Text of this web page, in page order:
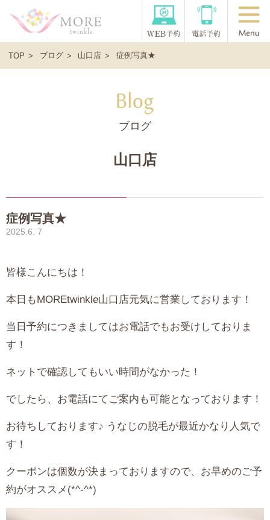
TOP ブログ 山口店 症例写真★
ブログ
山口店
症例写真★
2025.6. 7
皆様こんにちは！
本日もMOREtwinkle山口店元気に営業しております！
当日予約につきましてはお電話でもお受けしておりま
す！
ネットで確認してもいい時間がなかった！
でしたら、お電話にてご案内も可能となっております！
お待ちしております♪ うなじの脱毛が最近かなり人気で
す！
クーポンは個数が決まっておりますので、お早めのご予
約がオススメ(*^-^*)